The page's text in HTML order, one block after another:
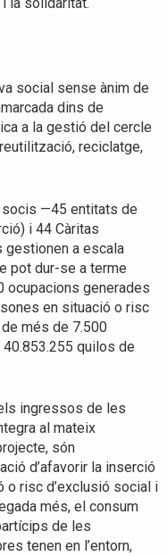
social sense ànim de
dins de
a la gestió del cercle
reciclatge,
socis —45 entitats de
i 44 Càritas
gestionen a escala
pot dur-se a terme
ocupacions generades
en situació o risc
més de 7.500
quilos de
ingressos de les
al mateix
són
d’afavorir la inserció
o risc d’exclusió social i
més, el consum
de les
tenen en l’entorn,